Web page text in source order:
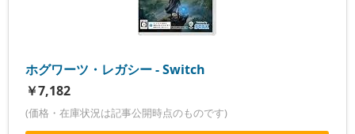
ホグワーツ・レガシー - Switch
￥7,182
(価格・在庫状況は記事公開時点のものです)